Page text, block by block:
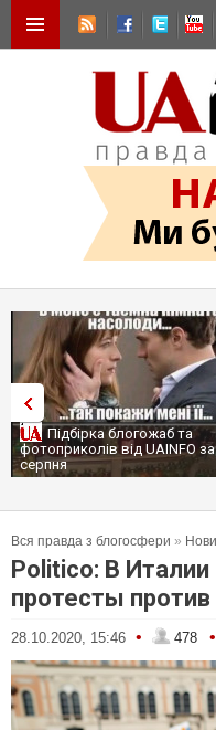
Підбірка блогожаб та
фотоприколів від UAINFO за
серпня
Вся правда з блогосфери »
Politico: В
протесты против
28.10.2020, 15:46 • 478 •